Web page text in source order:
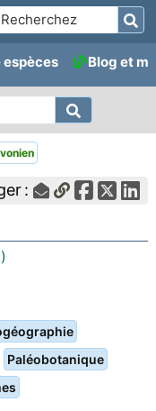
espèces Blog et
:
Paléobotanique